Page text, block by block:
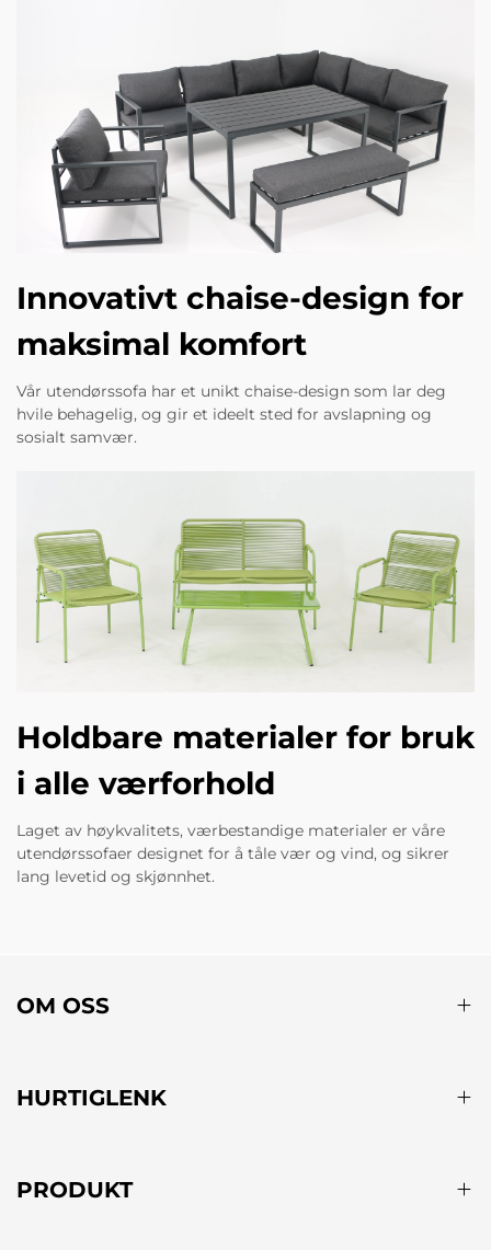
Innovativt chaise-design for
maksimal komfort
Vår utendørssofa har et unikt chaise-design som lar deg
hvile behagelig, og gir et ideelt sted for avslapning og
sosialt samvær.
Holdbare materialer for bruk
i alle værforhold
Laget av høykvalitets, værbestandige materialer er våre
utendørssofaer designet for å tåle vær og vind, og sikrer
lang levetid og skjønnhet.
OM OSS
HURTIGLENK
PRODUKT